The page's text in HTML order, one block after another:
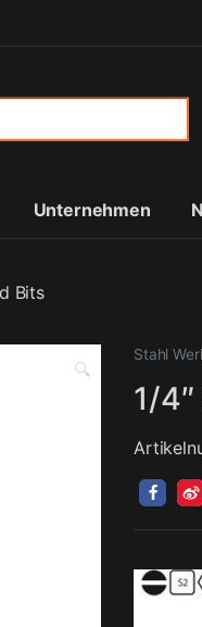
Unternehmen
Bits
🔍
Stahl
1/